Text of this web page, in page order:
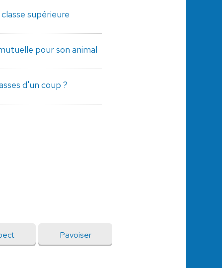
supérieure
pour son animal
d'un coup ?
Pavoiser